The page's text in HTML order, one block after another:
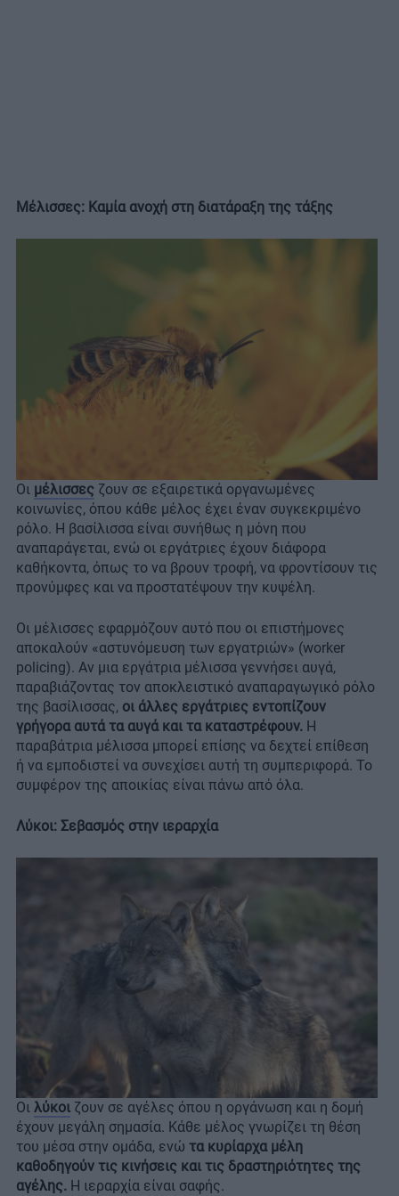
Μέλισσες: Καμία ανοχή στη διατάραξη της τάξης
Οι μέλισσες ζουν σε εξαιρετικά οργανωμένες
κοινωνίες, όπου κάθε μέλος έχει έναν συγκεκριμένο
ρόλο. Η βασίλισσα είναι συνήθως η μόνη που
αναπαράγεται, ενώ οι εργάτριες έχουν διάφορα
καθήκοντα, όπως το να βρουν τροφή, να φροντίσουν τις
προνύμφες και να προστατέψουν την κυψέλη.
Οι μέλισσες εφαρμόζουν αυτό που οι επιστήμονες
αποκαλούν «αστυνόμευση των εργατριών» (worker
policing). Αν μια εργάτρια μέλισσα γεννήσει αυγά,
παραβιάζοντας τον αποκλειστικό αναπαραγωγικό ρόλο
της βασίλισσας, οι άλλες εργάτριες εντοπίζουν
γρήγορα αυτά τα αυγά και τα καταστρέφουν. Η
παραβάτρια μέλισσα μπορεί επίσης να δεχτεί επίθεση
ή να εμποδιστεί να συνεχίσει αυτή τη συμπεριφορά. Το
συμφέρον της αποικίας είναι πάνω από όλα.
Λύκοι: Σεβασμός στην ιεραρχία
Οι λύκοι ζουν σε αγέλες όπου η οργάνωση και η δομή
έχουν μεγάλη σημασία. Κάθε μέλος γνωρίζει τη θέση
του μέσα στην ομάδα, ενώ τα κυρίαρχα μέλη
καθοδηγούν τις κινήσεις και τις δραστηριότητες της
αγέλης. Η ιεραρχία είναι σαφής.